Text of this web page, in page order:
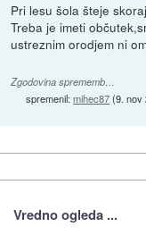
Pri lesu šola šteje
Treba je imeti
ustreznim orodjem ni
Zgodovina sprememb…
spremenil:mihec87(9. nov
Vredno ogleda ...